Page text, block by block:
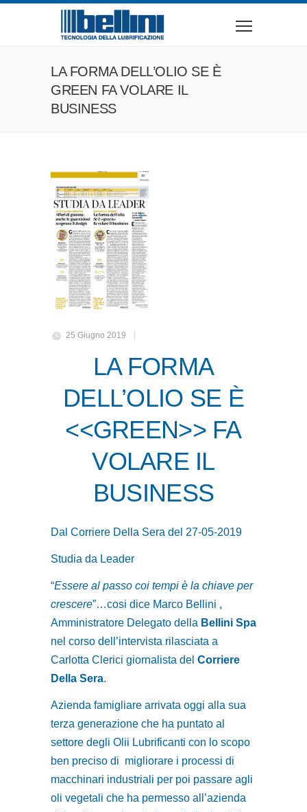
LA FORMA DELL’OLIO SE È
GREEN FA VOLARE IL
BUSINESS
25 Giugno 2019
LA FORMA
DELL’OLIO SE È
<<GREEN>> FA
VOLARE IL
BUSINESS
Dal Corriere Della Sera del 27-05-2019
Studia da Leader
“Essere al passo coi tempi è la chiave per
crescere”…cosi dice Marco Bellini ,
Amministratore Delegato della Bellini Spa
nel corso dell’intervista rilasciata a
Carlotta Clerici giornalista del Corriere
Della Sera.
Azienda famigliare arrivata oggi alla sua
terza generazione che ha puntato al
settore degli Olii Lubrificanti con lo scopo
ben preciso di migliorare i processi di
macchinari industriali per poi passare agli
oli vegetali che ha permesso all’azienda